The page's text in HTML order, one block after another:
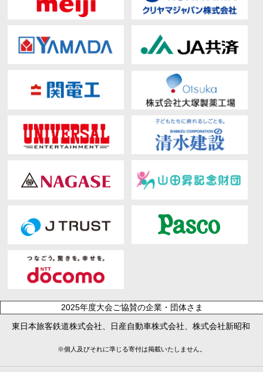
2025年度大会ご協賛の企業・団体さま
東日本旅客鉄道株式会社、日産自動車株式会社、株式会社新昭和
※個人及びそれに準じる寄付は掲載いたしません。